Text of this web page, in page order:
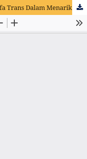
Strategi Komunikasi Pemasaran 7P Safa Trans Dalam Menarik Minat Pengguna Jasa Rental Mobil